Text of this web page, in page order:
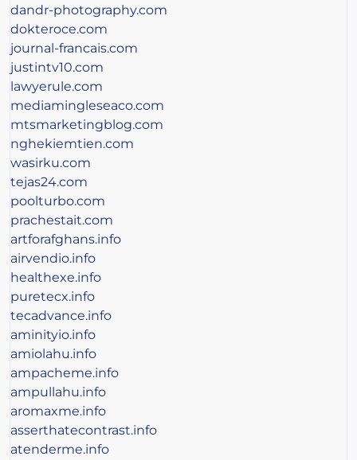
dandr-photography.com
dokteroce.com
journal-francais.com
justintv10.com
lawyerule.com
mediamingleseaco.com
mtsmarketingblog.com
nghekiemtien.com
wasirku.com
tejas24.com
poolturbo.com
prachestait.com
artforafghans.info
airvendio.info
healthexe.info
puretecx.info
tecadvance.info
aminityio.info
amiolahu.info
ampacheme.info
ampullahu.info
aromaxme.info
asserthatecontrast.info
atenderme.info